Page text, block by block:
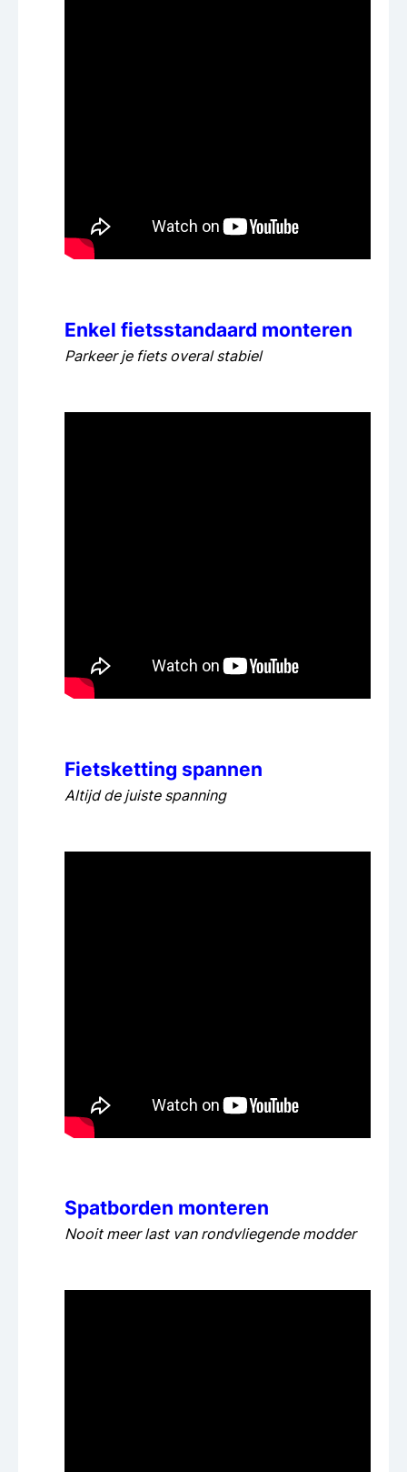
Enkel fietsstandaard monteren
Parkeer je fiets overal stabiel
Fietsketting spannen
Altijd de juiste spanning
Spatborden monteren
Nooit meer last van rondvliegende modder